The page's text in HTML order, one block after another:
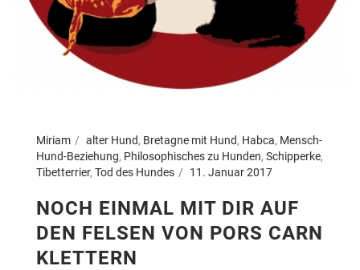
Miriam alter Hund, Bretagne mit Hund, Habca, Mensch-
Hund-Beziehung, Philosophisches zu Hunden, Schipperke,
Tibetterrier, Tod des Hundes 11. Januar 2017
NOCH EINMAL MIT DIR AUF
DEN FELSEN VON PORS CARN
KLETTERN